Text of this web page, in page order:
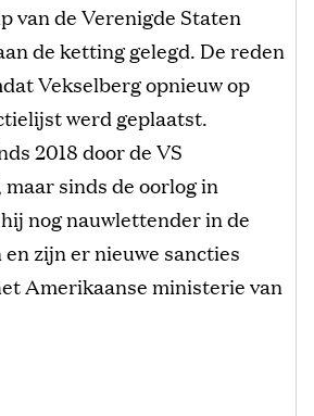
van de Verenigde Staten
de ketting gelegd. De reden
Vekselberg opnieuw op
werd geplaatst.
2018 door de VS
sinds de oorlog in
nog nauwlettender in de
zijn er nieuwe sancties
Amerikaanse ministerie van